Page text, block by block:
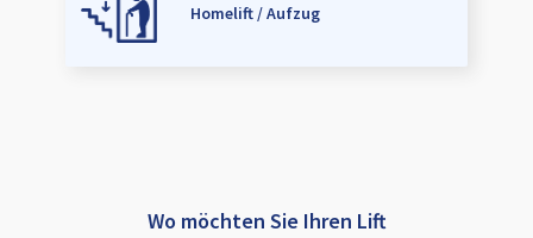
Homelift / Aufzug
Wo möchten Sie Ihren Lift